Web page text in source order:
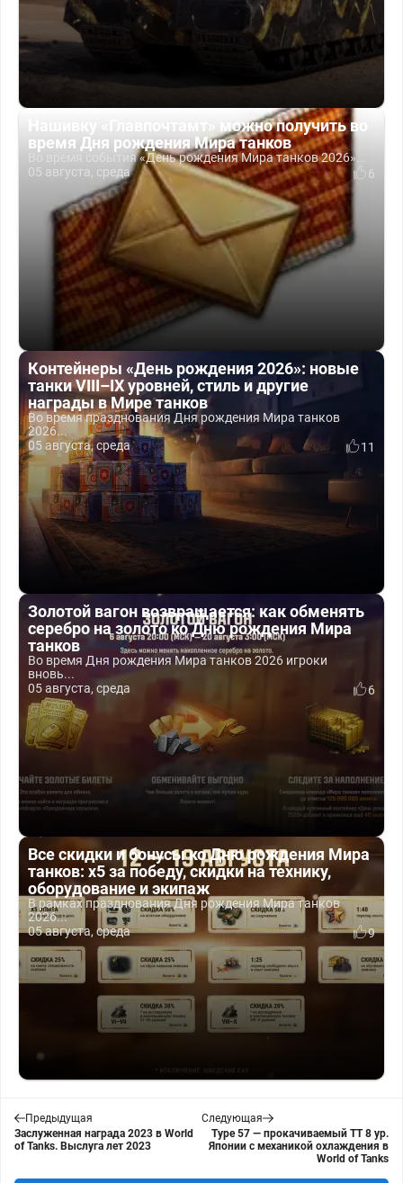
Нашивку «Главпочтамт» можно получить во
время Дня рождения Мира танков
Во время события «День рождения Мира танков 2026»...
05 августа, среда
6
Контейнеры «День рождения 2026»: новые
танки VIII–IX уровней, стиль и другие
награды в Мире танков
Во время празднования Дня рождения Мира танков
2026...
05 августа, среда
11
Золотой вагон возвращается: как обменять
серебро на золото ко Дню рождения Мира
танков
Во время Дня рождения Мира танков 2026 игроки
вновь...
05 августа, среда
6
Все скидки и бонусы ко Дню рождения Мира
танков: x5 за победу, скидки на технику,
оборудование и экипаж
В рамках празднования Дня рождения Мира танков
2026...
05 августа, среда
9
Предыдущая
Заслуженная награда 2023 в World
of Tanks. Выслуга лет 2023
Следующая
Type 57 — прокачиваемый ТТ 8 ур.
Японии с механикой охлаждения в
World of Tanks